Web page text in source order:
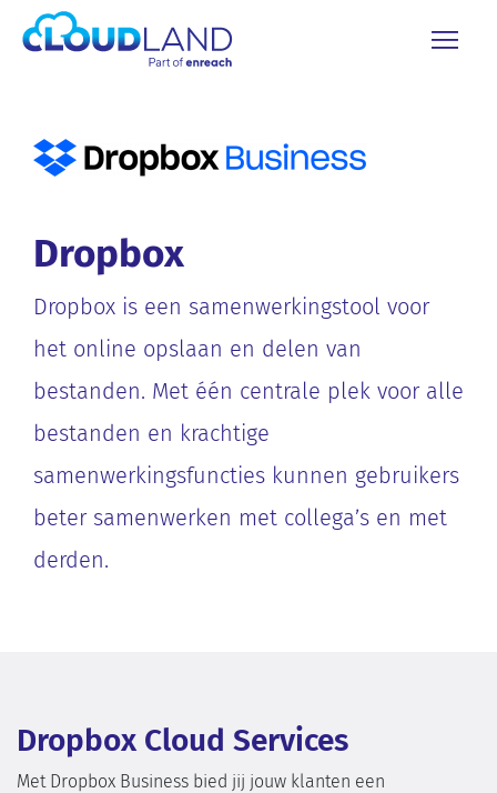
Dropbox
Dropbox is een samenwerkingstool voor
het online opslaan en delen van
bestanden. Met één centrale plek voor alle
bestanden en krachtige
samenwerkingsfuncties kunnen gebruikers
beter samenwerken met collega’s en met
derden.
Dropbox Cloud Services
Met Dropbox Business bied jij jouw klanten een